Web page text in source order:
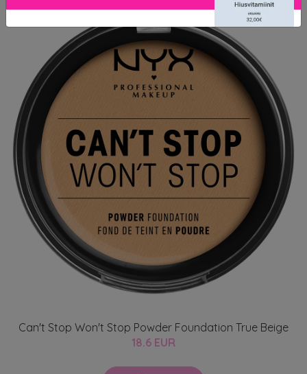
Can't Stop Won't Stop Powder Foundation True Beige
18.6 EUR